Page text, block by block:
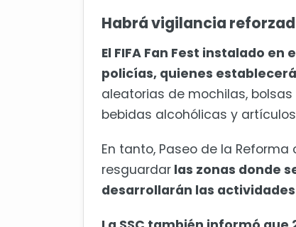
Habrá vigilancia
El FIFA Fan Fest instalado
policías, quienes
aleatorias de mochilas,
bebidas alcohólicas y
En tanto, Paseo de la
resguardar las zonas donde
desarrollarán las